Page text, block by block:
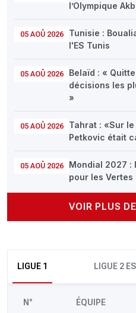
l’Olympique
05 AOÛ 2026
Tunisie :
l'ES Tunis
05 AOÛ 2026
Belaïd : «
décisions les
»
05 AOÛ 2026
Tahrat : «Sur
Petkovic était
05 AOÛ 2026
Mondial 2027 :
pour les Vertes
VOIR PLUS
LIGUE 1 LIGUE 2
N° ÉQUIPE